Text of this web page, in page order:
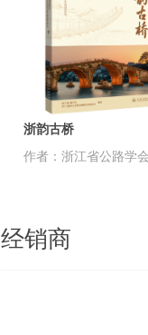
浙韵古桥
作者：浙江省公路学
经销商